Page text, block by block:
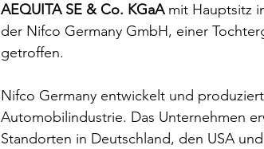
AEQUITA SE & Co. KGaA mit Hauptsitz
der Nifco Germany GmbH, einer
getroffen.
Nifco Germany entwickelt und
Automobilindustrie. Das Unternehmen
Standorten in Deutschland, den USA